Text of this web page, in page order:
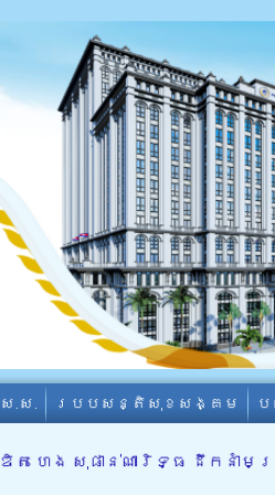
.ស. របបសន្តិសុខសង្គម ប
ហេង សុផាន់ណារិទ្ធ ដឹកនាំម